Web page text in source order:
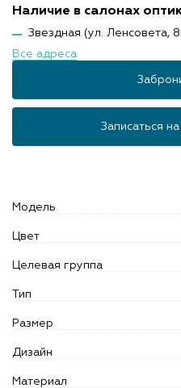
Наличие в салонах
Звездная (ул. Ленсовета,
Все адреса
Записаться
Модель
Цвет
Целевая группа
Тип
Размер
Дизайн
Материал